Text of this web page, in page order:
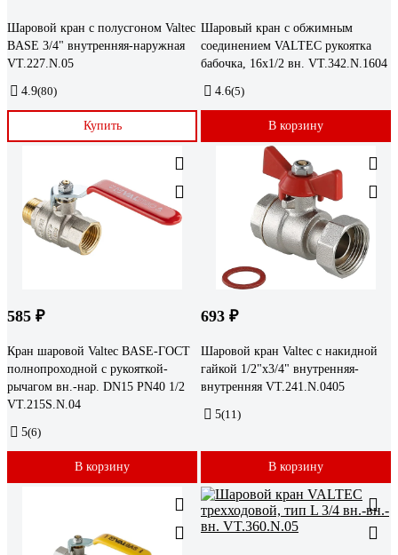
Шаровой кран с полусгоном Valtec
BASE 3/4" внутренняя-наружная
VT.227.N.05
4.9(80)
Купить
Шаровый кран с обжимным
соединением VALTEC рукоятка
бабочка, 16х1/2 вн. VT.342.N.1604
4.6(5)
В корзину
585 ₽
Кран шаровой Valtec BASE-ГОСТ
полнопроходной с рукояткой-
рычагом вн.-нар. DN15 PN40 1/2
VT.215S.N.04
5(6)
В корзину
693 ₽
Шаровой кран Valtec с накидной
гайкой 1/2"x3/4" внутренняя-
внутренняя VT.241.N.0405
5(11)
В корзину